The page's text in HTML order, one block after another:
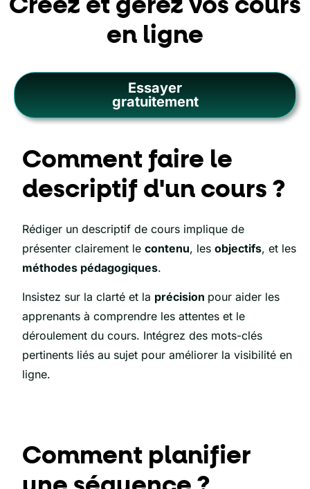
Créez et gérez vos cours
en ligne
Essayer
gratuitement
Comment faire le
descriptif d'un cours ?
Rédiger un descriptif de cours implique de
présenter clairement lecontenu, lesobjectifs, et les
méthodes pédagogiques.
Insistez sur la clarté et la précision pour aider les
apprenants à comprendre les attentes et le
déroulement du cours. Intégrez des mots-clés
pertinents liés au sujet pour améliorer la visibilité en
ligne.
Comment planifier